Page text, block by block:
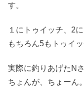
す。
１にトゥイッチ、2
もちろん5もトゥイ
実際に釣りあげたN
ちょんが、ちょーん